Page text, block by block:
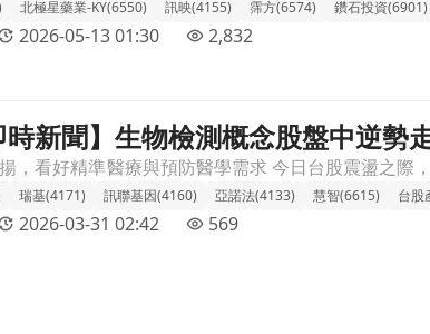
北極星藥業-KY(6550) 訊映(4155) 霈方(6574) 鑽石投資(6901)
2026-05-13 01:30 2,832
，精準醫療題材加持市場目光文章頁
時新聞】生物檢測概念股盤中逆勢
瑞基(4171) 訊聯基因(4160) 亞諾法(4133) 慧智(6615) 台股
2026-03-31 02:42 569